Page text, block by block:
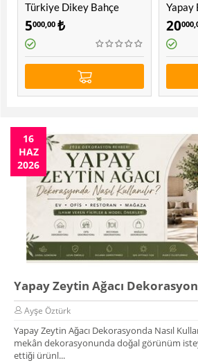
Türkiye Dikey Bahçe
5000,00 ₺
Yapay
Ağacı
20
16
HAZ
2026
Ayşe Öztürk
Yapay Zeytin Ağacı Dekorasyonda Nasıl
mekân dekorasyonunda doğal görünüm
ettiği ürünl...